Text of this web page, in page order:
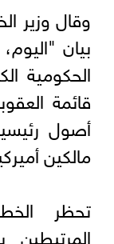
وقال وزير
بيان
الحكومية
قائمة
أصول
مالكين
تحظر
المرتبطين